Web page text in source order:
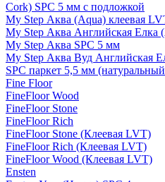
Cork) SPC 5 мм с подложкой
My Step Аква (Aqua) клеевая
My Step Аква Английская Елка
My Step Аква SPC 5 мм
My Step Аква Вуд Английская
SPC паркет 5,5 мм
Fine Floor
FineFloor Wood
FineFloor Stone
FineFloor Rich
FineFloor Stone (Клеевая LVT)
FineFloor Rich (Клеевая LVT)
FineFloor Wood (Клеевая LVT)
Ensten